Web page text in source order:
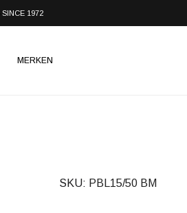
SINCE 1972
MERKEN
SKU PBL15/50 BM